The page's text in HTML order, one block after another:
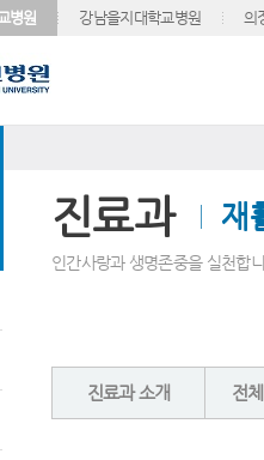
병원 강남을지대학교병원 의
진료과 재
인간사랑과 생명존중을 실천합
진료과 소개 전